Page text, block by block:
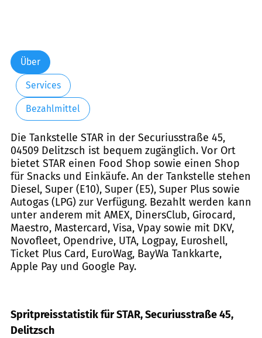
Über
Services
Bezahlmittel
Die Tankstelle STAR in der Securiusstraße 45,
04509 Delitzsch ist bequem zugänglich. Vor Ort
bietet STAR einen Food Shop sowie einen Shop
für Snacks und Einkäufe. An der Tankstelle stehen
Diesel, Super (E10), Super (E5), Super Plus sowie
Autogas (LPG) zur Verfügung. Bezahlt werden kann
unter anderem mit AMEX, DinersClub, Girocard,
Maestro, Mastercard, Visa, Vpay sowie mit DKV,
Novofleet, Opendrive, UTA, Logpay, Euroshell,
Ticket Plus Card, EuroWag, BayWa Tankkarte,
Apple Pay und Google Pay.
Spritpreisstatistik für STAR, Securiusstraße 45,
Delitzsch